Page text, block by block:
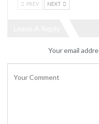
PREV NEXT
Your email